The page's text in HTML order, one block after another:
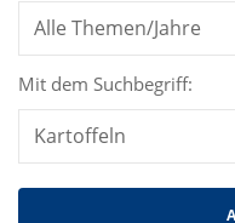
Mit dem Suchbegriff: